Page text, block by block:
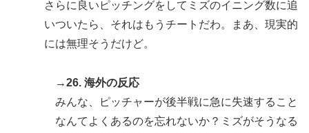
さらに良いピッチングをしてミズのイニング数に追
いついたら、それはもうチートだわ。まあ、現実的
には無理そうだけど。
→26. 海外の反応
みんな、ピッチャーが後半戦に急に失速すること
なんてよくあるのを忘れないか？ミズがそうなる